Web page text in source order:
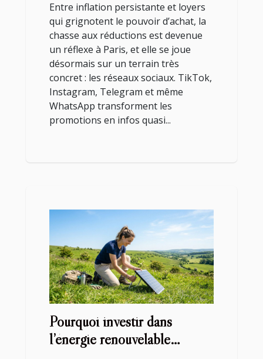
Entre inflation persistante et loyers
qui grignotent le pouvoir d’achat, la
chasse aux réductions est devenue
un réflexe à Paris, et elle se joue
désormais sur un terrain très
concret : les réseaux sociaux. TikTok,
Instagram, Telegram et même
WhatsApp transforment les
promotions en infos quasi...
Pourquoi investir dans
l’énergie renouvelable